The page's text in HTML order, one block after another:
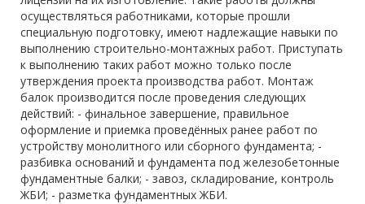
осуществляться работниками, которые прошли
специальную подготовку, имеют надлежащие навыки по
выполнению строительно-монтажных работ. Приступать
к выполнению таких работ можно только после
утверждения проекта производства работ. Монтаж
балок производится после проведения следующих
действий: - финальное завершение, правильное
оформление и приемка проведённых ранее работ по
устройству монолитного или сборного фундамента; -
разбивка оснований и фундамента под железобетонные
фундаментные балки; - завоз, складирование, контроль
ЖБИ; - разметка фундаментных ЖБИ.